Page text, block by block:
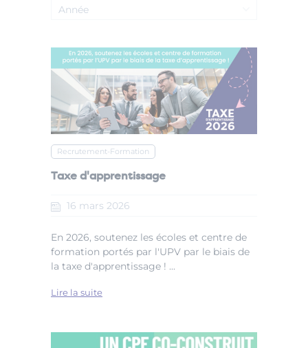
Année
Recrutement-Formation
Taxe d'apprentissage
16 mars 2026
En 2026, soutenez les écoles et centre de
formation portés par l'UPV par le biais de
la taxe d'apprentissage ! ...
Lire la suite